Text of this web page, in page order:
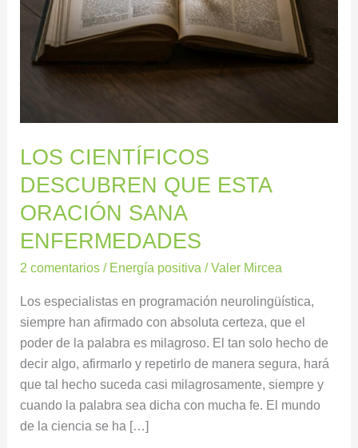
LOS CIENTÍFICOS
DESCUBREN QUE ESTA
ORACIÓN SANA
ENFERMEDADES
2 comentarios / Energía positiva /Valer Mircea
Los especialistas en programación neurolingüística,
siempre han afirmado con absoluta certeza, que el
poder de la palabra es milagroso. El tan solo hecho de
decir algo, afirmarlo y repetirlo de manera segura, hará
que tal hecho suceda casi milagrosamente, siempre y
cuando la palabra sea dicha con mucha fe. El mundo
de la ciencia se ha […]
SANA
ENFERMEDADES